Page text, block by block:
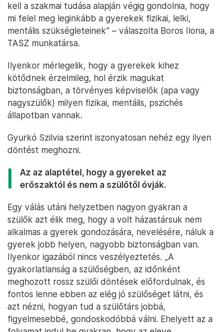
kell a szakmai tudása alapján végig gondolnia, hogy
mi felel meg leginkább a gyerekek fizikai, lelki,
mentális szükségleteinek” – válaszolta Boros Ilona, a
TASZ munkatársa.
Ilyenkor mérlegelik, hogy a gyerekek kihez
kötődnek érzelmileg, hol érzik magukat
biztonságban, a törvényes képviselők (apa vagy
nagyszülők) milyen fizikai, mentális, pszichés
állapotban vannak.
Gyurkó Szilvia szerint iszonyatosan nehéz egy ilyen
döntést meghozni.
Az az alaptétel, hogy a gyereket az
erőszaktól és nem a szülőtől óvják.
Egy válás utáni helyzetben nagyon gyakran a
szülők azt élik meg, hogy a volt házastársuk nem
alkalmas a gyerek gondozására, nevelésére, náluk a
gyerek jobb helyen, nagyobb biztonságban van.
Ilyenkor igazából nincs veszélyeztetés. „A
gyakorlatlanság a szülőségben, az időnként
meghozott rossz szülői döntések előfordulnak, és
fontos lenne ebben az elég jó szülőséget látni, és
azt nézni, hogyan tud a szülőtárs jobbá,
figyelmesebbé, gondoskodóbbá válni. Ehelyett az a